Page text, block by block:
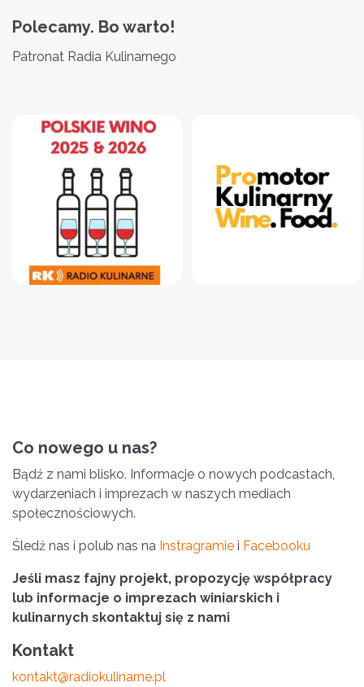
Polecamy. Bo warto!
Patronat Radia Kulinarnego
Co nowego u nas?
Bądź z nami blisko. Informacje o nowych podcastach,
wydarzeniach i imprezach w naszych mediach
społecznościowych.
Śledź nas i polub nas na Instragramie i Facebooku
Jeśli masz fajny projekt, propozycję współpracy
lub informacje o imprezach winiarskich i
kulinarnych skontaktuj się z nami
Kontakt
kontakt@radiokulinarne.pl